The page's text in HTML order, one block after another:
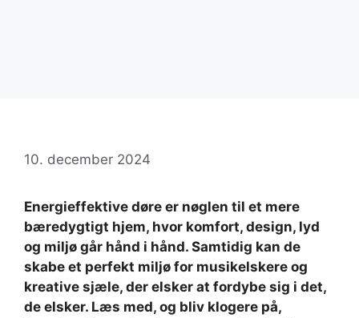
10. december 2024
Energieffektive døre er nøglen til et mere
bæredygtigt hjem, hvor komfort, design, lyd
og miljø går hånd i hånd. Samtidig kan de
skabe et perfekt miljø for musikelskere og
kreative sjæle, der elsker at fordybe sig i det,
de elsker. Læs med, og bliv klogere på,